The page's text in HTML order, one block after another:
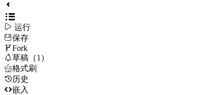
 运行
保存
Fork
草稿（1）
格式刷
历史
嵌入